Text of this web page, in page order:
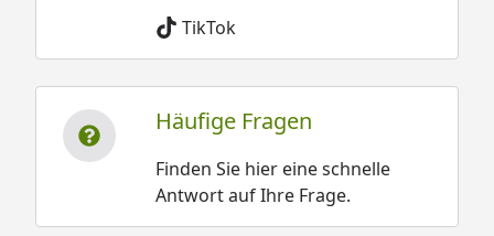
TikTok
Häufige Fragen
Finden Sie hier eine schnelle
Antwort auf Ihre Frage.